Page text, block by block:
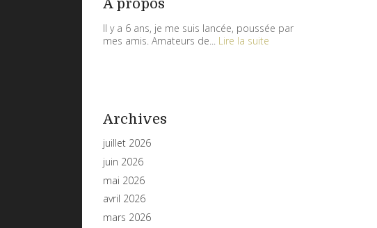
À propos
Il y a 6 ans, je me suis lancée, poussée par
mes amis. Amateurs de...
Lire la suite
Archives
juillet 2026
juin 2026
mai 2026
avril 2026
mars 2026